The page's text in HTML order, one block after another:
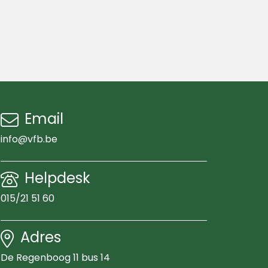
Email
info@vfb.be
Helpdesk
015/21 51 60
Adres
De Regenboog 11 bus 14